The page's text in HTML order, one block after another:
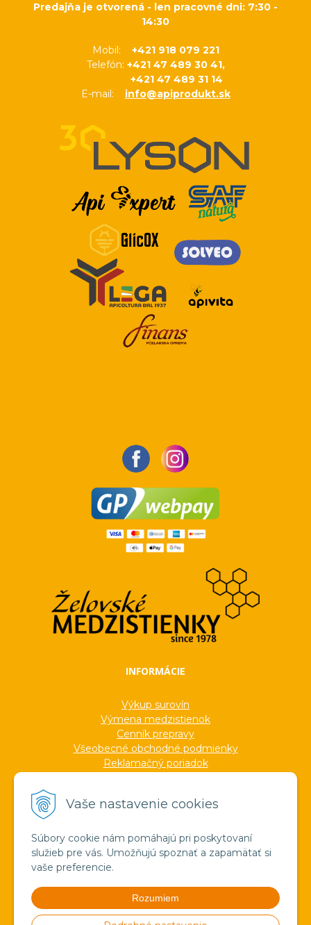
Vaše nastavenie cookies
Súbory cookie nám pomáhajú pri poskytovaní
služieb pre vás. Umožňujú spoznať a zapamätať si
vaše preferencie.
Rozumiem
Predajňa je otvorená - len pracovné dni: 7:30 -
14:30
Mobil: +421 918 079 221
Telefón: +421 47 489 30 41,
+421 47 489 31 14
E-mail: info@apiprodukt.sk
INFORMÁCIE
Výkup surovín
Výmena medzistienok
Cenník prepravy
Všeobecné obchodné podmienky
Reklamačný poriadok
Formuláre
Ocenenia
Veľkoobchod
Verejné obstarávanie
Pravda o medzistienkach a vosku
Spoznajte náš región!